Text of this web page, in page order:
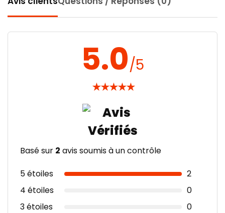
5.0/5
★★★★★
Basé sur 2 avis soumis à un contrôle
5 étoiles
2
4 étoiles
0
3 étoiles
0